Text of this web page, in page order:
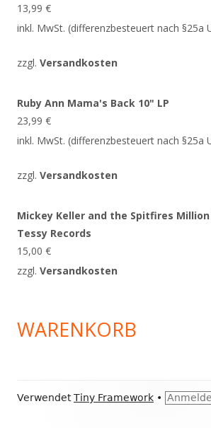
13,99 €
inkl. MwSt. (differenzbesteuert nach §25a
zzgl. Versandkosten
Ruby Ann Mama's Back 10" LP
23,99 €
inkl. MwSt. (differenzbesteuert nach §25a
zzgl. Versandkosten
Mickey Keller and the Spitfires Million
Tessy Records
15,00 €
zzgl. Versandkosten
WARENKORB
Footer
VerwendetTiny Framework •